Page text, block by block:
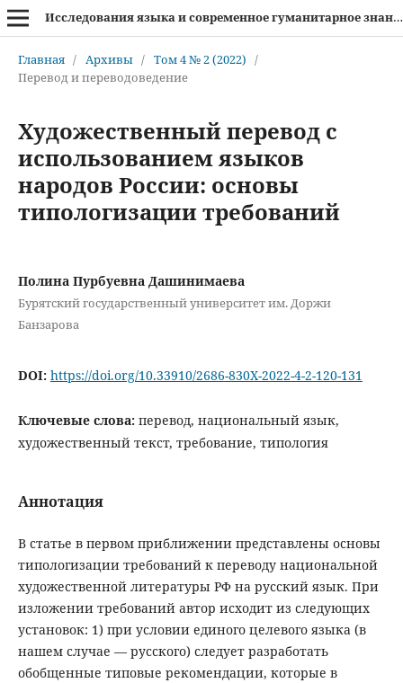
Исследования языка и современное гуманитарное знание
Главная / Архивы / Том 4 № 2 (2022) /
Перевод и переводоведение
Художественный перевод c
использованием языков
народов России: основы
типологизации требований
Полина Пурбуевна Дашинимаева
Бурятский государственный университет им. Доржи
Банзарова
DOI: https://doi.org/10.33910/2686-830X-2022-4-2-120-131
Ключевые слова: перевод, национальный язык,
художественный текст, требование, типология
Аннотация
В статье в первом приближении представлены основы
типологизации требований к переводу национальной
художественной литературы РФ на русский язык. При
изложении требований автор исходит из следующих
установок: 1) при условии единого целевого языка (в
нашем случае — русского) следует разработать
обобщенные типовые рекомендации, которые в